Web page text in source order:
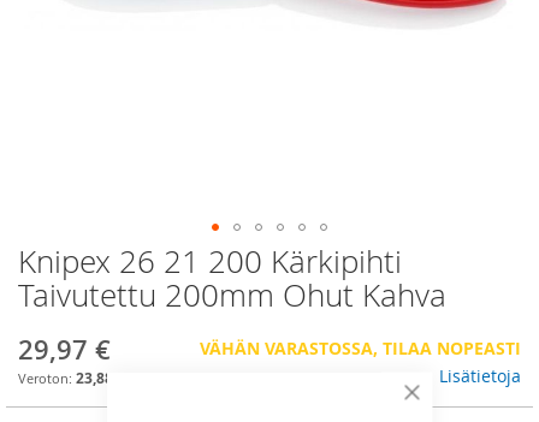
Sulje
Skip
to
the
of
the
Knipex 26 21 200 Kärkipihti
Taivutettu 200mm Ohut Kahva
29,97 €
23,88 €
VÄHÄN VARASTOSSA, TILAA NOPEASTI
Lisätietoja